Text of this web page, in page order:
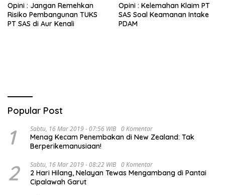
Opini : Jangan Remehkan
Risiko Pembangunan TUKS
PT SAS di Aur Kenali
Opini : Kelemahan Klaim PT
SAS Soal Keamanan Intake
PDAM
Popular Post
1 Sabtu, 16 Mar 2019 - 07:56 WIB 0 Komentar
Menag Kecam Penembakan di New Zealand: Tak
Berperikemanusiaan!
2 Sabtu, 16 Mar 2019 - 08:22 WIB 0 Komentar
2 Hari Hilang, Nelayan Tewas Mengambang di Pantai
Cipalawah Garut